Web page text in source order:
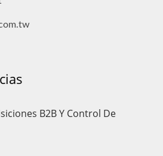
B2B Y Control De